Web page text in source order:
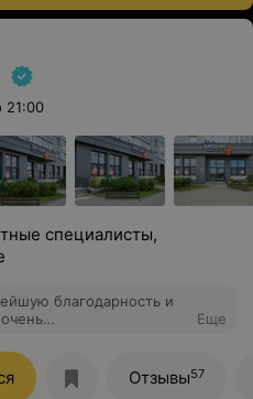
21:00
специалисты,
благодарность и
Татьяне
за оказанную
сыну Владу.
Еще
Отзывы57